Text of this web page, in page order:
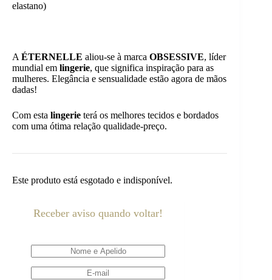
elastano)
A ÉTERNELLE aliou-se à marca OBSESSIVE, líder
mundial em lingerie, que significa inspiração para as
mulheres. Elegância e sensualidade estão agora de mãos
dadas!
Com esta lingerie terá os melhores tecidos e bordados
com uma ótima relação qualidade-preço.
Este produto está esgotado e indisponível.
Receber aviso quando voltar!